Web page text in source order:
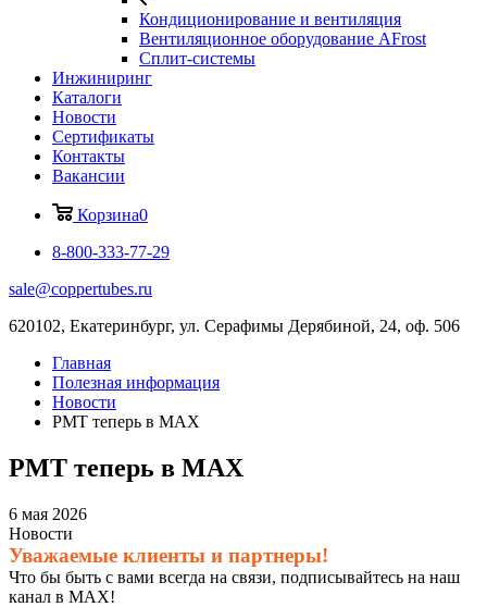
Кондиционирование и вентиляция
Вентиляционное оборудование AFrost
Сплит-системы
Инжиниринг
Каталоги
Новости
Сертификаты
Контакты
Вакансии
Корзина0
8-800-333-77-29
sale@coppertubes.ru
620102, Екатеринбург, ул. Серафимы Дерябиной, 24, оф. 506
Главная
Полезная информация
Новости
РМТ теперь в МАХ
РМТ теперь в МАХ
6 мая 2026
Новости
Уважаемые клиенты и партнеры!
Что бы быть с вами всегда на связи, подписывайтесь на наш
канал в МАХ!